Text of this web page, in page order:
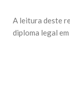
A leitura deste
diploma legal